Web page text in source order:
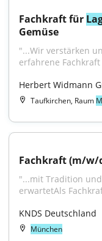
Fachkraft für
Gemüse
"...Wir verstärken
erfahrene
Herbert Widmann
Taufkirchen, Raum
Fachkraft (m/w/
"...mit Tradition
erwartetAls
KNDS Deutschland
München